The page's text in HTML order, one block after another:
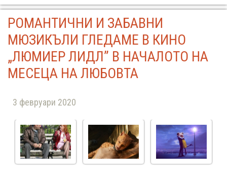
РОМАНТИЧНИ И ЗАБАВНИ
МЮЗИКЪЛИ ГЛЕДАМЕ В КИНО
„ЛЮМИЕР ЛИДЛ” В НАЧАЛОТО НА
МЕСЕЦА НА ЛЮБОВТА
3 февруари 2020